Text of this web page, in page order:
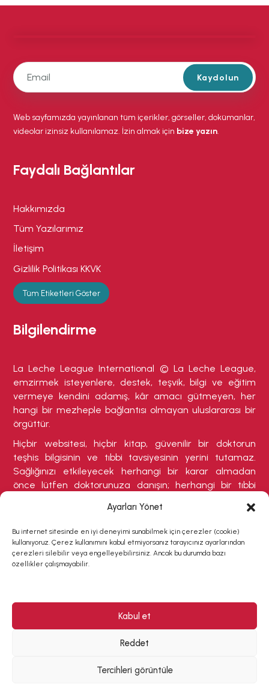
Ayarları Yönet
Bu internet sitesinde en iyi deneyimi sunabilmek için çerezler (cookie)
kullanıyoruz. Çerez kullanımını kabul etmiyorsanız tarayıcınız ayarlarından
çerezleri silebilir veya engelleyebilirsiniz. Ancak bu durumda bazı
özellikler çalışmayabilir.
Kabul et
Reddet
Tercihleri görüntüle
Kaydolun
Web sayfamızda yayınlanan tüm içerikler, görseller, dokümanlar,
videolar izinsiz kullanılamaz. İzin almak için bize yazın.
Faydalı Bağlantılar
Hakkımızda
Tüm Yazılarımız
İletişim
Gizlilik Politikası KKVK
Tüm Etiketleri Göster
Bilgilendirme
La Leche League International © La Leche League,
emzirmek isteyenlere, destek, teşvik, bilgi ve eğitim
vermeye kendini adamış, kâr amacı gütmeyen, her
hangi bir mezheple bağlantısı olmayan uluslararası bir
örgüttür.
Hiçbir websitesi, hiçbir kitap, güvenilir bir doktorun
teşhis bilgisinin ve tıbbi tavsiyesinin yerini tutamaz.
Sağlığınızı etkileyecek herhangi bir karar almadan
önce lütfen doktorunuza danışın; herhangi bir tıbbi
gerektirebilecek herhangi bir belirti varsa buna özellikle
dikkat ediniz.
Copyright © 2026 La Leche League Türkiye | All rights
reserved. Designed by Charlotte Codron & Vicky
WEBIVY